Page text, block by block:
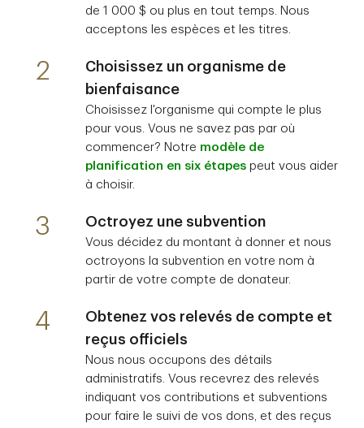
de 1 000 $ ou plus en tout temps. Nous
acceptons les espèces et les titres.
2
Choisissez un organisme de
bienfaisance
Choisissez l'organisme qui compte le plus
pour vous. Vous ne savez pas par où
commencer? Notre modèle de
planification en six étapes peut vous aider
à choisir.
3 Octroyez une subvention
Vous décidez du montant à donner et nous
octroyons la subvention en votre nom à
partir de votre compte de donateur.
4
Obtenez vos relevés de compte et
reçus officiels
Nous nous occupons des détails
administratifs. Vous recevrez des relevés
indiquant vos contributions et subventions
pour faire le suivi de vos dons, et des reçus